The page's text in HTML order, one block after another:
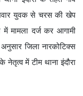
युवक से चरस की खेप
मामला दर्ज कर आगामी
जिला नारकोटिक्स
में टीम थाना इंदौरा